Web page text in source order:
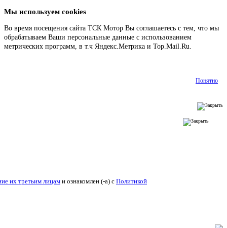
Мы используем cookies
Во время посещения сайта ТСК Мотор Вы соглашаетесь с тем, что мы
обрабатываем Ваши персональные данные с использованием
метрических программ, в т.ч Яндекс.Метрика и Top.Mail.Ru.
Понятно
их третьим лицами ознакомлен (-а) cПолитикой конфиденциальности